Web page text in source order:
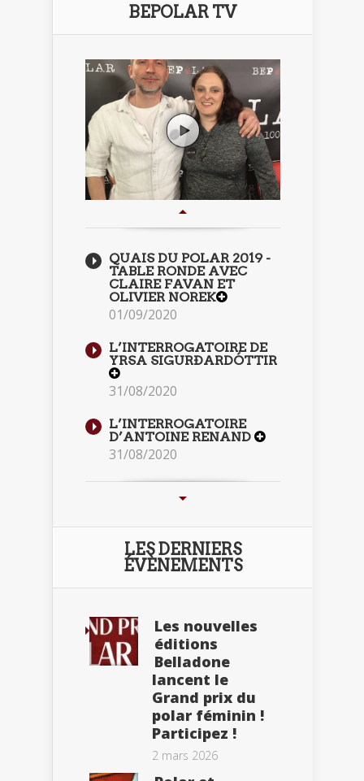
BEPOLAR TV
QUAIS DU POLAR 2019 -
TABLE RONDE AVEC
CLAIRE FAVAN ET
OLIVIER NOREK
01/09/2020
L’INTERROGATOIRE DE
YRSA SIGURÐARDÓTTIR
31/08/2020
L’INTERROGATOIRE
D’ANTOINE RENAND
31/08/2020
LES DERNIERS
ÉVÈNEMENTS
Les nouvelles
éditions
Belladone
lancent le
Grand prix du
polar féminin !
Participez !
2 mars 2026